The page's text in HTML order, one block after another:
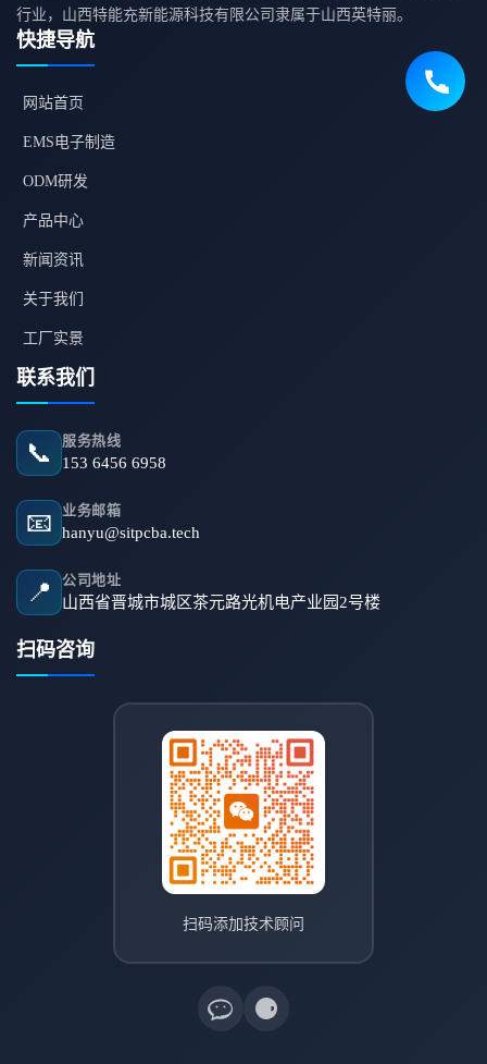
行业，山西特能充新能源科技有限公司隶属于山西英特丽。
快捷导航
网站首页
EMS电子制造
ODM研发
产品中心
新闻资讯
关于我们
工厂实景
联系我们
📞 服务热线
153 6456 6958
📧 业务邮箱
hanyu@sitpcba.tech
📍 公司地址
山西省晋城市城区茶元路光机电产业园2号楼
扫码咨询
扫码添加技术顾问